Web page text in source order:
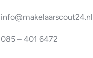
info@makelaarscout24.nl
085 – 401 6472